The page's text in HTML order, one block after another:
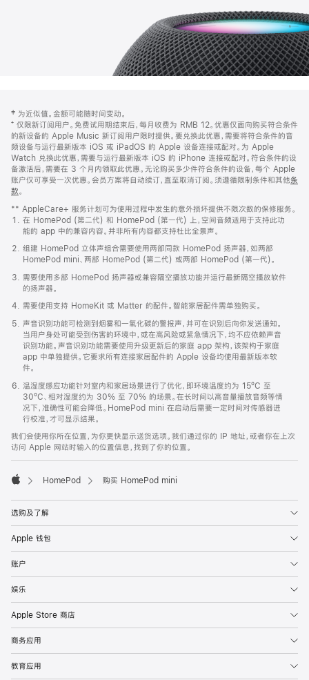
页
页
脚
注
‡ 为近似值。金额可能随时间变动。
⁺ 仅限新订阅用户。免费试用期结束后，每月收费为 RMB 12。优惠仅面向购买符合条件
的新设备的 Apple Music 新订阅用户限时提供。要兑换此优惠，需要将符合条件的音
频设备与运行最新版本 iOS 或 iPadOS 的 Apple 设备连接或配对。为 Apple
Watch 兑换此优惠，需要与运行最新版本 iOS 的 iPhone 连接或配对。符合条件的设
备激活后，需要在 3 个月内领取此优惠。无论购买多少件符合条件的设备，每个 Apple
账户仅可享受一次优惠。会员方案将自动续订，直至取消订阅。须遵循限制条件和其他条
款。
窗
口
中
打
开)
** AppleCare+ 服务计划可为使用过程中发生的意外损坏提供不限次数的保修服务。
在 HomePod (第二代) 和 HomePod (第一代) 上，空间音频适用于支持此功
能的 app 中的兼容内容。并非所有内容都支持杜比全景声。
组建 HomePod 立体声组合需要使用两部同款 HomePod 扬声器，如两部
HomePod mini、两部 HomePod (第二代) 或两部 HomePod (第一代)。
需要使用多部 HomePod 扬声器或兼容隔空播放功能并运行最新隔空播放软件
的扬声器。
需要使用支持 HomeKit 或 Matter 的配件。智能家居配件需单独购买。
声音识别功能可检测到烟雾和一氧化碳的警报声，并可在识别后向你发送通知。
当用户身处可能受到伤害的环境中，或在高风险或紧急情况下，均不应依赖声音
识别功能。声音识别功能需要使用升级更新后的家庭 app 架构，该架构于家庭
app 中单独提供。它要求所有连接家居配件的 Apple 设备均使用最新版本软
件。
温湿度感应功能针对室内和家居场景进行了优化，即环境温度约为 15ºC 至
30ºC、相对湿度约为 30% 至 70% 的场景。在长时间以高音量播放音频等情
况下，准确性可能会降低。HomePod mini 在启动后需要一定时间对传感器进
行校准，才可显示结果。
我们会使用你所在位置，为你更快显示送货选项。我们通过你的 IP 地址，或者你在上次
访问 Apple 网站时输入的位置信息，找到了你的位置。
HomePod 购买 HomePod mini
选购及了解
Apple 钱包
账户
娱乐
Apple Store 商店
商务应用
教育应用